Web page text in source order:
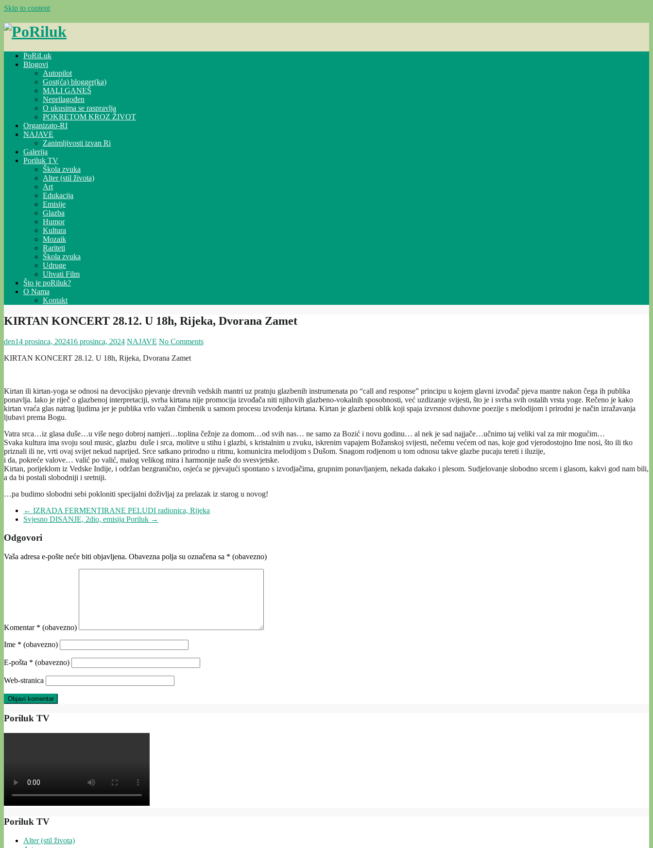
Skip to content
PoRiLuk
Blogovi
Autopilot
Gost(ća) blogger(ka)
MALI GANEŠ
Neprilagođen
O ukusima se raspravlja
POKRETOM KROZ ŽIVOT
Organizato-RI
NAJAVE
Zanimljivosti izvan Ri
Galerija
Poriluk TV
Škola zvuka
Alter (stil života)
Art
Edukacija
Emisije
Glazba
Humor
Kultura
Mozaik
Rariteti
Škola zvuka
Udruge
Uhvati Film
Što je poRiluk?
O Nama
Kontakt
KIRTAN KONCERT 28.12. U 18h, Rijeka, Dvorana Zamet
den14 prosinca, 202416 prosinca, 2024 NAJAVE No Comments
KIRTAN KONCERT 28.12. U 18h, Rijeka, Dvorana Zamet
Kirtan ili kirtan-yoga se odnosi na devocijsko pjevanje drevnih vedskih mantri uz pratnju glazbenih instrumenata po “call and response” principu u kojem glavni izvođač pjeva mantre nakon čega ih publika
ponavlja. Iako je riječ o glazbenoj interpretaciji, svrha kirtana nije promocija izvođača niti njihovih glazbeno-vokalnih sposobnosti, već uzdizanje svijesti, što je i svrha svih ostalih vrsta yoge. Rečeno je kako
kirtan vraća glas natrag ljudima jer je publika vrlo važan čimbenik u samom procesu izvođenja kirtana. Kirtan je glazbeni oblik koji spaja izvrsnost duhovne poezije s melodijom i prirodni je način izražavanja
ljubavi prema Bogu.
Vatra srca…iz glasa duše…u više nego dobroj namjeri…toplina čežnje za domom…od svih nas… ne samo za Bozić i novu godinu… al nek je sad najjače…učnimo taj veliki val za mir mogućim…
Svaka kultura ima svoju soul music, glazbu duše i srca, molitve u stihu i glazbi, s kristalnim u zvuku, iskrenim vapajem Božanskoj svijesti, nečemu većem od nas, koje god vjerodostojno Ime nosi, što ili tko
priznali ili ne, vrti ovaj svijet nekud naprijed. Srce satkano prirodno u ritmu, komunicira melodijom s Dušom. Snagom rodjenom u tom odnosu takve glazbe pucaju tereti i iluzije,
i da, pokreće valove… valić po valić, malog velikog mira i harmonije naše do svesvjetske.
Kirtan, porijeklom iz Vedske Indije, i održan bezgranično, osjeća se pjevajući spontano s izvodjačima, grupnim ponavljanjem, nekada dakako i plesom. Sudjelovanje slobodno srcem i glasom, kakvi god nam bili,
a da bi postali slobodniji i sretniji.
…pa budimo slobodni sebi pokloniti specijalni doživljaj za prelazak iz starog u novog!
← IZRADA FERMENTIRANE PELUDI radionica, Rijeka
Svjesno DISANJE, 2dio, emisija Poriluk →
Odgovori
Vaša adresa e-pošte neće biti objavljena. Obavezna polja su označena sa * (obavezno)
Komentar * (obavezno)
Ime * (obavezno)
E-pošta * (obavezno)
Web-stranica
Poriluk TV
Poriluk TV
Alter (stil života)